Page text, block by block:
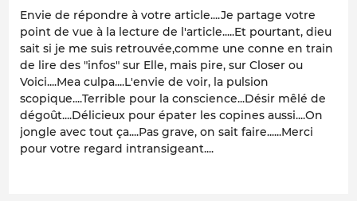
Envie de répondre à votre article....Je partage votre
point de vue à la lecture de l'article.....Et pourtant, dieu
sait si je me suis retrouvée,comme une conne en train
de lire des "infos" sur Elle, mais pire, sur Closer ou
Voici....Mea culpa....L'envie de voir, la pulsion
scopique....Terrible pour la conscience...Désir mêlé de
dégoût....Délicieux pour épater les copines aussi....On
jongle avec tout ça....Pas grave, on sait faire......Merci
pour votre regard intransigeant....